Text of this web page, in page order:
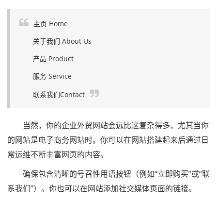
主页 Home
关于我们 About Us
产品 Product
服务 Service
联系我们Contact
当然，你的企业外贸网站会远比这复杂得多，尤其当你
的网站是电子商务网站时。你可以在网站搭建起来后通过日
常运维不断丰富网页的内容。
确保包含清晰的号召性用语按钮（例如“立即购买”或“联
系我们”）。你也可以在网站添加社交媒体页面的链接。